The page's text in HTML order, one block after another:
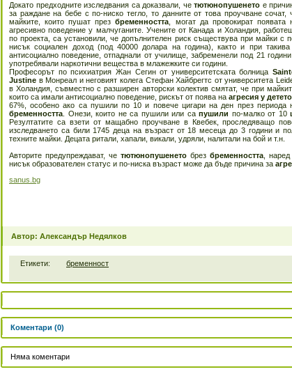
Докато предходните изследвания са доказвали, че тютюнопушенето е
за раждане на бебе с по-ниско тегло, то данните от това проучване сочат,
майките, които пушат презбременността , могат да провокират появата
агресивно поведение у малчуганите. Учените от Канада и Холандия,
по проекта, са установили, че допълнителен риск съществува при майки с
нисък социален доход (под 40000 долара на година), както и при такива
антисоциално поведение, отпаднали от училище, забременели под 21
употребявали наркотични вещества в млажежките си години.
Професорът по психиатрия Жан Сегин от университетската болница
Justine в Монреал и неговият колега Стефан Хайбрегтс от университета
в Холандия, съвместно с разширен авторски колектив смятат, че при
които са имали антисоциално поведение, рискът от поява на агресия у детето
67%, особено ако са пушили по 10 и повече цигари на ден през периода
бременността . Онези, които не са пушили или са пушили по-малко от 10
Резултатите са взети от мащабно проучване в Квебек, проследяващо
изследването са били 1745 деца на възраст от 18 месеца до 3 години и
техните майки. Децата ритали, хапали, викали, удряли, налитали на бой и т.н.
Авторите предупреждават, четютюнопушенето брезбременността ,
нисък образователен статус и по-ниска възраст може да бъде причина за
sanus.bg
Автор: Александър Недялков
Етикети: бременност
Коментари (0)
Няма коментари